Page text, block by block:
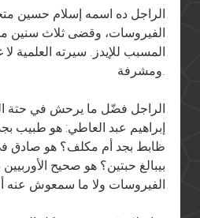
مقابلات في
الراجل ده اسمه إسلام حسين
الفيروسات، وقضى ثلاث
المسبب للإيدز. سيرته العلمية لا
ومشرفة.
الراجل فضّل ما يرحش في حتة
إبراهيم عبد العاطي: هو طبيب
ظابط بجد أم مكلف؟ هو صادق
بيبالغ حبتين؟ هو صحيح
الفيروسات ولا ما سمعوش عنه